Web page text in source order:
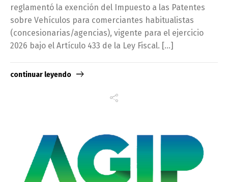
reglamentó la exención del Impuesto a las Patentes
sobre Vehículos para comerciantes habitualistas
(concesionarias/agencias), vigente para el ejercicio
2026 bajo el Artículo 433 de la Ley Fiscal. […]
continuar leyendo